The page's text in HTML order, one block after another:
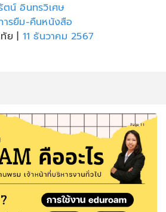
ตน์ อินทรวิเศษ
ารยืม-คืนหนังสือ
ย | 11 ธันวาคม 2567